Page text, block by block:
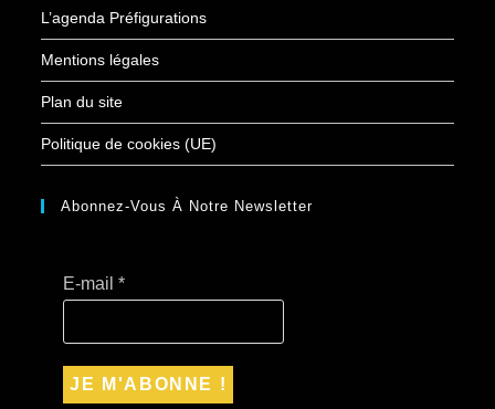
L’agenda Préfigurations
Mentions légales
Plan du site
Politique de cookies (UE)
Abonnez-Vous À Notre Newsletter
E-mail*